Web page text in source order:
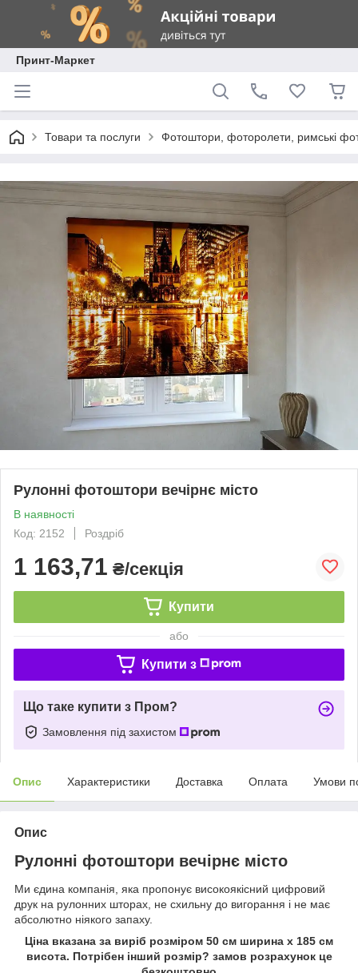
Принт-Маркет
Товари та послуги Фотоштори, фоторолети, римські
Рулонні фотоштори вечірнє місто
В наявності
Код: 2152
Роздріб
1 163,71 ₴/секція
Купити
або
Купити з
Що таке купити з Пром?
Замовлення під захистом
Опис Характеристики Доставка Оплата Умови
Опис
Рулонні фотоштори вечірнє місто
Ми єдина компанія, яка пропонує високоякісний цифровий
друк на рулонних шторах, не схильну до вигорання і не має
абсолютно ніякого запаху.
Ціна вказана за виріб розміром 50 см ширина х 185 см
висота. Потрібен інший розмір? замов розрахунок це